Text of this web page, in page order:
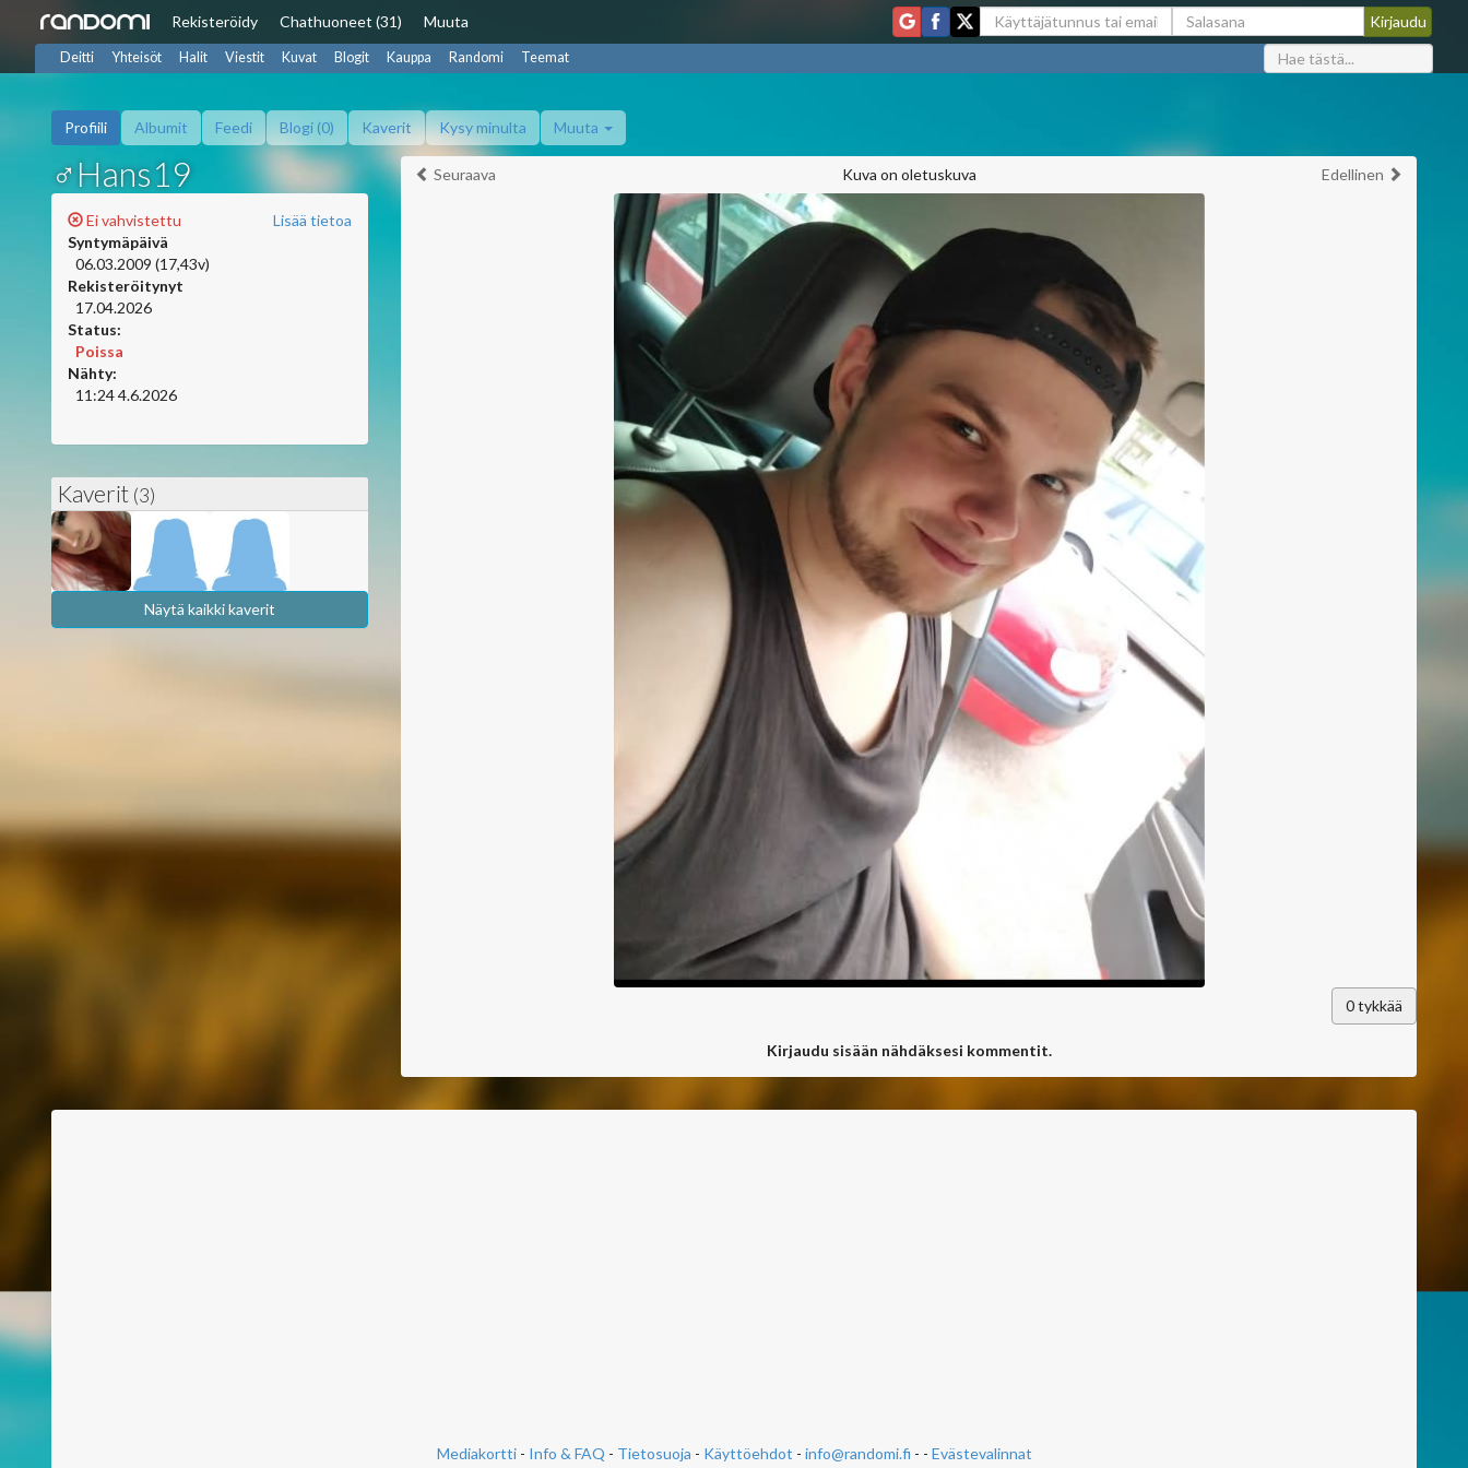
Rekisteröidy Chathuoneet (31) Muuta
Deitti Yhteisöt Halit Viestit Kuvat Blogit Kauppa Randomi Teemat
Profiili Albumit Feedi Blogi (0) Kaverit Kysy minulta Muuta
Seuraava Kuva on oletuskuva Edellinen
0tykkää
Kirjaudu sisään nähdäksesi kommentit.
♂Hans19
Lisää tietoa
Ei vahvistettu
Syntymäpäivä
06.03.2009 (17,43v)
Rekisteröitynyt
17.04.2026
Status:
Poissa
Nähty:
11:24 4.6.2026
Kaverit (3)
Näytä kaikki kaverit
Mediakortti- Info & FAQ - Tietosuoja - Käyttöehdot - info@randomi.fi - - Evästevalinnat